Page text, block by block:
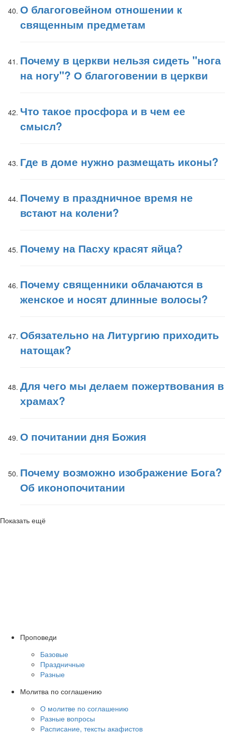
О благоговейном отношении к
священным предметам
Почему в церкви нельзя сидеть "нога
на ногу"? О благоговении в церкви
Что такое просфора и в чем ее
смысл?
Где в доме нужно размещать иконы?
Почему в праздничное время не
встают на колени?
Почему на Пасху красят яйца?
Почему священники облачаются в
женское и носят длинные волосы?
Обязательно на Литургию приходить
натощак?
Для чего мы делаем пожертвования в
храмах?
О почитании дня Божия
Почему возможно изображение Бога?
Об иконопочитании
Показать ещё
Проповеди
Базовые
Праздничные
Разные
Молитва по соглашению
О молитве по соглашению
Разные вопросы
Расписание, тексты акафистов